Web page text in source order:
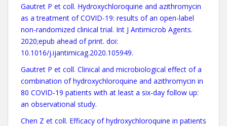
Gautret P et coll. Hydroxychloroquine and azithromycin
as a treatment of COVID-19: results of an open-label
non-randomized clinical trial. Int J Antimicrob Agents.
2020;epub ahead of print. doi:
10.1016/j.ijantimicag.2020.105949.
Gautret P et coll. Clinical and microbiological effect of a
combination of hydroxychloroquine and azithromycin in
80 COVID-19 patients with at least a six-day follow up:
an observational study.
Chen Z et coll. Efficacy of hydroxychloroquine in patients